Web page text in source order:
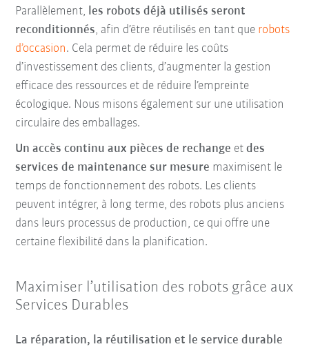
Parallèlement, les robots déjà utilisés seront
reconditionnés, afin d’être réutilisés en tant que robots
d’occasion. Cela permet de réduire les coûts
d’investissement des clients, d’augmenter la gestion
efficace des ressources et de réduire l’empreinte
écologique. Nous misons également sur une utilisation
circulaire des emballages.
Un accès continu aux pièces de rechange etdes
services de maintenance sur mesure maximisent le
temps de fonctionnement des robots. Les clients
peuvent intégrer, à long terme, des robots plus anciens
dans leurs processus de production, ce qui offre une
certaine flexibilité dans la planification.
Maximiser l’utilisation des robots grâce aux
Services Durables
La réparation, la réutilisation et le service durable